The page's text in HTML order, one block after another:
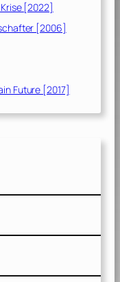
[2022]
[2006]
Future [2017]